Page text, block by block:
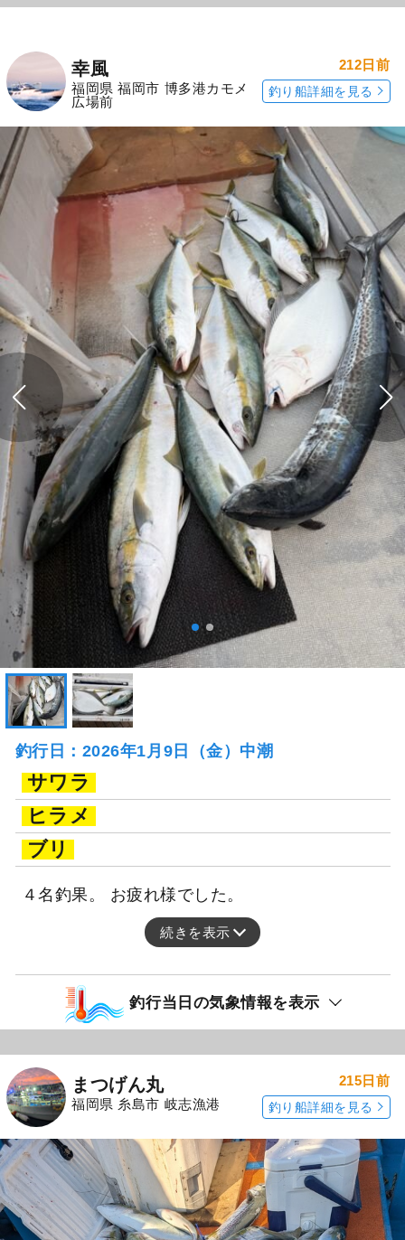
幸風
福岡県 福岡市 博多港カモメ
広場前
212日前
釣り船詳細を見る
釣行日：2026年1月9日（金）中潮
サワラ
ヒラメ
ブリ
４名釣果。 お疲れ様でした。
続きを表示
釣行当日の気象情報を表示
まつげん丸
福岡県 糸島市 岐志漁港
215日前
釣り船詳細を見る